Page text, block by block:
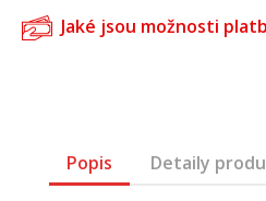
Jaké jsou možnosti
Popis Detaily